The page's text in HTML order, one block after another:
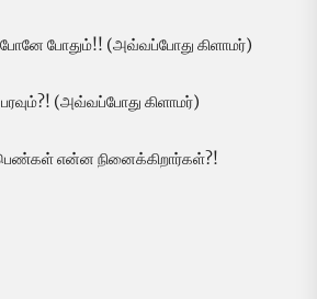
போதும்!! (அவ்வப்போது கிளாமர்)
(அவ்வப்போது கிளாமர்)
பெண்கள் என்ன நினைக்கிறார்கள்?!